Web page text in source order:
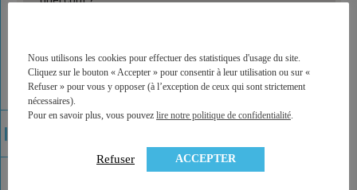
Nous utilisons les cookies pour effectuer des statistiques d'usage du site.
Cliquez sur le bouton « Accepter » pour consentir à leur utilisation ou sur «
Refuser » pour vous y opposer (à l’exception de ceux qui sont strictement
nécessaires).
Pour en savoir plus, vous pouvez lire notre politique de confidentialité
Refuser ACCEPTER